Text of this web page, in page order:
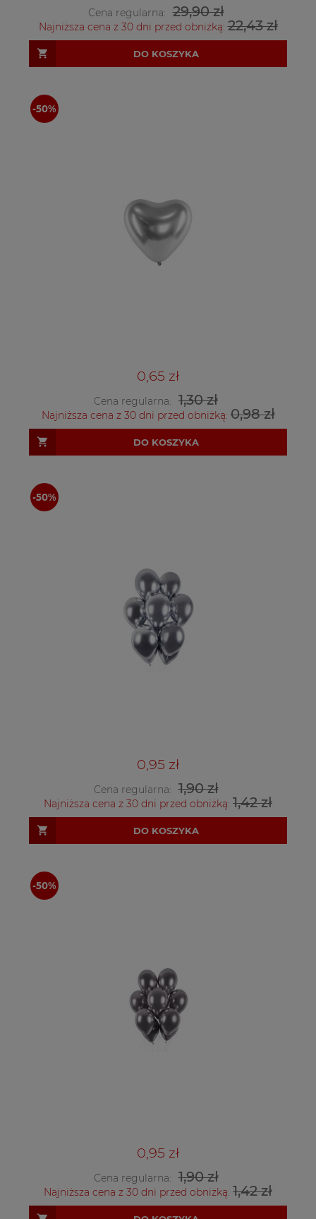
Cena regularna: 29,90 zł
Najniższa cena z 30 dni przed obniżką:22,43 zł
DO KOSZYKA
0,65 zł
Cena regularna: 1,30 zł
Najniższa cena z 30 dni przed obniżką:0,98 zł
DO KOSZYKA
0,95 zł
Cena regularna: 1,90 zł
Najniższa cena z 30 dni przed obniżką: 1,42 zł
DO KOSZYKA
0,95 zł
Cena regularna: 1,90 zł
Najniższa cena z 30 dni przed obniżką: 1,42 zł